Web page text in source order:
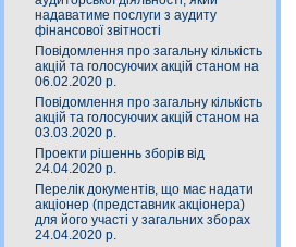
надаватиме послуги з аудиту
фінансової звітності
Повідомлення про загальну кількість
акцій та голосуючих акцій станом на
06.02.2020 р.
Повідомлення про загальну кількість
акцій та голосуючих акцій станом на
03.03.2020 р.
Проекти рішеннь зборів від
24.04.2020 р.
Перелік документів, що має надати
акціонер (представник акціонера)
для його участі у загальних зборах
24.04.2020 р.